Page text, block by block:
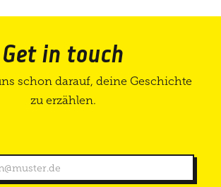
Get in touch
schon darauf, deine Geschichte
zu erzählen.